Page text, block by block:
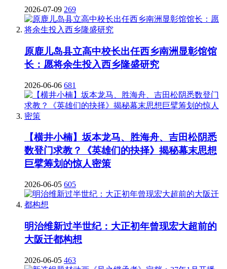
2026-07-09 269
原鹿儿岛县立高中校长出任西乡南洲显彰馆馆
长：愿将余生投入西乡隆盛研究
2026-06-06 681
【横井小楠】坂本龙马、胜海舟、吉田松阴悉
数登门求教？《英雄们的抉择》揭秘幕末思想
巨擘筹划的惊人密策
2026-06-05 605
明治维新过半世纪：大正初年曾现宏大超前的
大阪迁都构想
2026-06-05 463